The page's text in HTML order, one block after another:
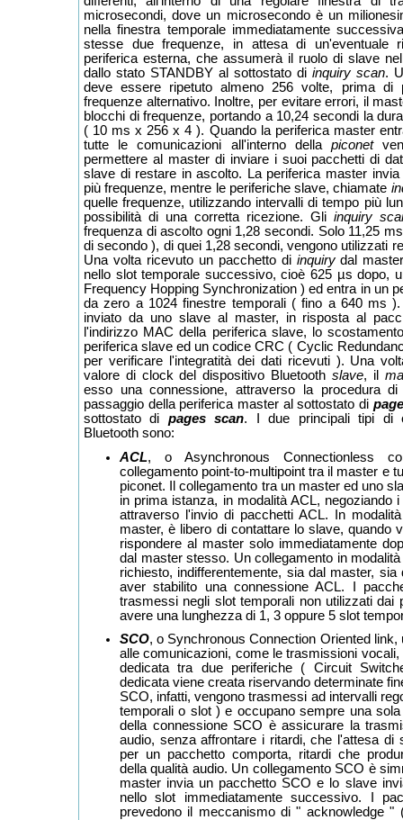
microsecondi, dove un microsecondo è un
nella finestra temporale immediatamente
stesse due frequenze, in attesa di un'eventuale
periferica esterna, che assumerà il ruolo di slave
dallo stato STANDBY al sottostato di inquiry scan.
deve essere ripetuto almeno 256 volte, prima
frequenze alternativo. Inoltre, per evitare errori, il
blocchi di frequenze, portando a 10,24 secondi la
( 10 ms x 256 x 4 ). Quando la periferica master
tutte le comunicazioni all'interno dellapiconet
permettere al master di inviare i suoi pacchetti di
slave di restare in ascolto. La periferica master
più frequenze, mentre le periferiche slave, chiamate
quelle frequenze, utilizzando intervalli di tempo più
possibilità di una corretta ricezione. Gli inquiry
frequenza di ascolto ogni 1,28 secondi. Solo 11,25
di secondo ), di quei 1,28 secondi, vengono utilizzati
Una volta ricevuto un pacchetto di inquirydal
nello slot temporale successivo, cioè 625 µs dopo,
Frequency Hopping Synchronization ) ed entra in un
da zero a 1024 finestre temporali ( fino a 640 ms
inviato da uno slave al master, in risposta al
l'indirizzo MAC della periferica slave, lo
periferica slave ed un codice CRC ( Cyclic
per verificare l'integratità dei dati ricevuti ). Una
valore di clock del dispositivo Bluetooth slave, il
esso una connessione, attraverso la procedura
passaggio della periferica master al sottostato di page
sottostato di pages scan. I due principali tipi di
Bluetooth sono:
ACL, o Asynchronous Connectionless
collegamento point-to-multipoint tra il master e
piconet. Il collegamento tra un master ed uno
in prima istanza, in modalità ACL, negoziando
attraverso l'invio di pacchetti ACL. In
master, è libero di contattare lo slave, quando
rispondere al master solo immediatamente
dal master stesso. Un collegamento in
richiesto, indifferentemente, sia dal master,
aver stabilito una connessione ACL. I
trasmessi negli slot temporali non utilizzati dai
avere una lunghezza di 1, 3 oppure 5 slot
SCO, o Synchronous Connection Oriented link,
alle comunicazioni, come le trasmissioni
dedicata tra due periferiche ( Circuit
dedicata viene creata riservando determinate
SCO, infatti, vengono trasmessi ad intervalli
temporali o slot ) e occupano sempre una
della connessione SCO è assicurare la
audio, senza affrontare i ritardi, che l'attesa di
per un pacchetto comporta, ritardi che
della qualità audio. Un collegamento SCO è
master invia un pacchetto SCO e lo slave
nello slot immediatamente successivo. I
prevedono il meccanismo di " acknowledge "